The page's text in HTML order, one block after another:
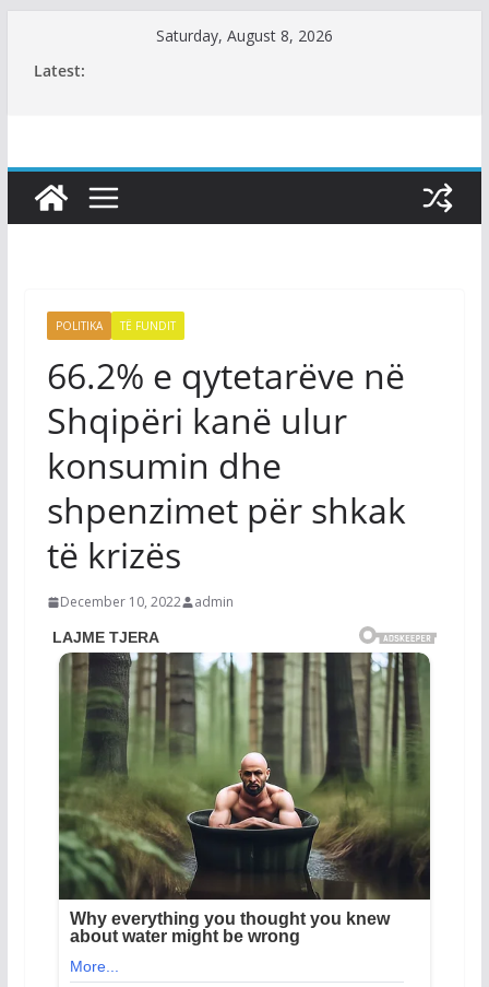
Saturday, August 8, 2026
Latest:
POLITIKA TË FUNDIT
66.2% e qytetarëve në
Shqipëri kanë ulur
konsumin dhe
shpenzimet për shkak
të krizës
December 10, 2022 admin